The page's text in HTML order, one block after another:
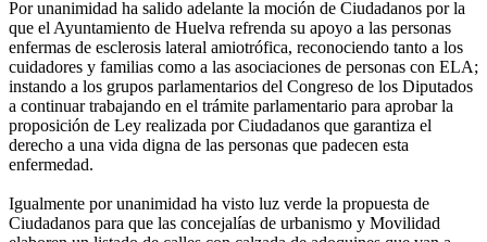
Por unanimidad ha salido adelante la moción de Ciudadanos por la
que el Ayuntamiento de Huelva refrenda su apoyo a las personas
enfermas de esclerosis lateral amiotrófica, reconociendo tanto a los
cuidadores y familias como a las asociaciones de personas con ELA;
instando a los grupos parlamentarios del Congreso de los Diputados
a continuar trabajando en el trámite parlamentario para aprobar la
proposición de Ley realizada por Ciudadanos que garantiza el
derecho a una vida digna de las personas que padecen esta
enfermedad.
Igualmente por unanimidad ha visto luz verde la propuesta de
Ciudadanos para que las concejalías de urbanismo y Movilidad